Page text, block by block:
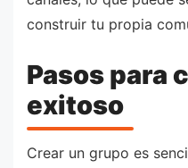
construir tu propia
Pasos para
exitoso
Crear un grupo es